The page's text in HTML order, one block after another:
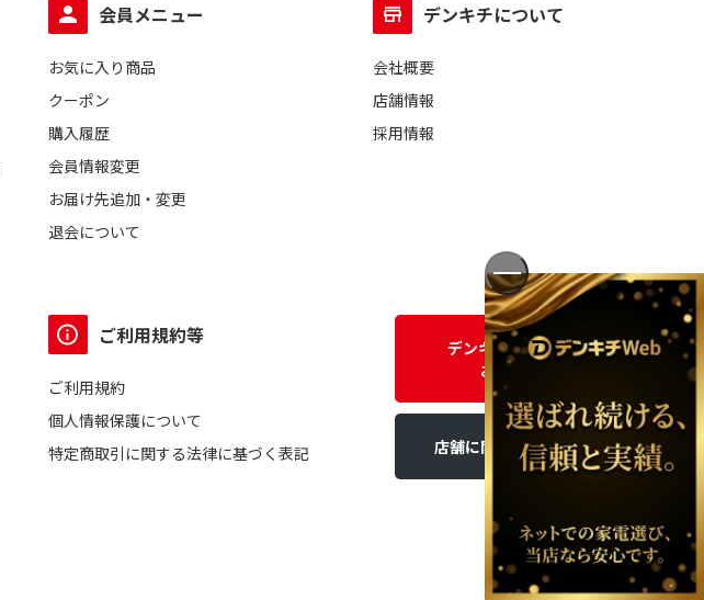
会員メニュー
お気に入り商品
クーポン
購入履歴
会員情報変更
お届け先追加・変更
退会について
デンキチについて
会社概要
店舗情報
採用情報
ご利用規約等
ご利用規約
個人情報保護について
特定商取引に関する法律に基づく表記
デンキチWEBに関する
お問い合わせ
店舗に関するお問い合わせ